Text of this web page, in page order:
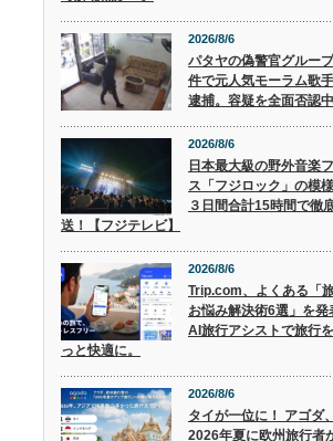
2026/8/6
パタヤの偽警官グルー
件で元人気モーラム歌
逮捕。容疑を全面否認中
2026/8/6
日本最大級の野外音楽
ス「フジロック」の模
３日間合計15時間で徹
送！【フジテレビ】
2026/8/6
Trip.com、よくある「
お悩み解決術6選」を発
AI旅行アシストで旅行
っと快適に。
2026/8/6
タイが一位に！ アゴダ、
2026年夏に欧州旅行者